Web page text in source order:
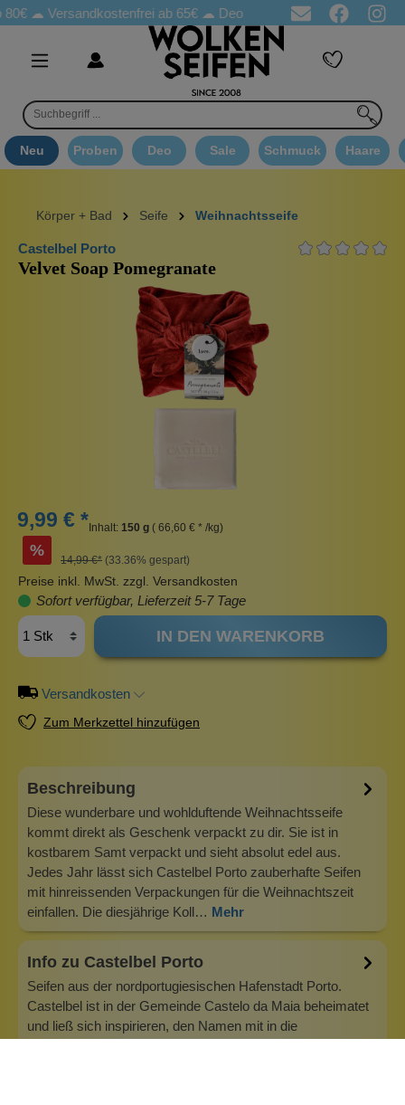
Versandkostenfrei ab 65€☁ Deo Proben in jeder Bestellung
Neu Proben Deo Sale Schmuck Haare
Körper + Bad Seife Weihnachtsseife
Castelbel Porto
Velvet Soap Pomegranate
9,99 € * Inhalt: 150 g ( 66,60 € * /kg)
%
14,99 €* (33.36% gespart)
Preise inkl. MwSt. zzgl. Versandkosten
Sofort verfügbar, Lieferzeit 5-7 Tage
IN DEN WARENKORB
Versandkosten
Zum Merkzettel hinzufügen
Beschreibung
Diese wunderbare und wohlduftende Weihnachtsseife
kommt direkt als Geschenk verpackt zu dir. Sie ist in
kostbarem Samt verpackt und sieht absolut edel aus.
Jedes Jahr lässt sich Castelbel Porto zauberhafte Seifen
mit hinreissenden Verpackungen für die Weihnachtszeit
einfallen. Die diesjährige Koll… Mehr
Info zu Castelbel Porto
Seifen aus der nordportugiesischen Hafenstadt Porto.
Castelbel ist in der Gemeinde Castelo da Maia beheimatet
und ließ sich inspirieren, den Namen mit in die